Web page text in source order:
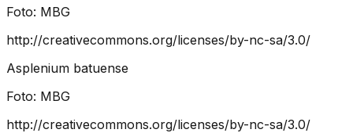
Foto: MBG
http://creativecommons.org/licenses/by-nc-sa/3.0/
Asplenium batuense
Foto: MBG
http://creativecommons.org/licenses/by-nc-sa/3.0/